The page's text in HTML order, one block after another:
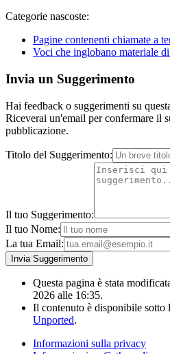
Categorie nascoste:
Pagine contenenti chiamate a
Voci che inglobano materiale
Invia un Suggerimento
Hai feedback o suggerimenti su
Riceverai un'email per confermare il
pubblicazione.
Titolo del Suggerimento:
Il tuo Suggerimento:
Il tuo Nome:
La tua Email:
Questa pagina è stata
2026 alle 16:35.
Il contenuto è disponibile sotto
Unported.
Informazioni sulla privacy